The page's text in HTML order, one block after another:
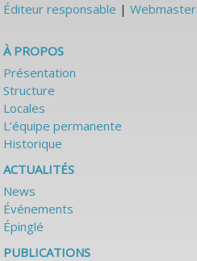
Éditeur responsable |Webmaster
À PROPOS
Présentation
Structure
Locales
L’équipe permanente
Historique
ACTUALITÉS
News
Événements
Épinglé
PUBLICATIONS